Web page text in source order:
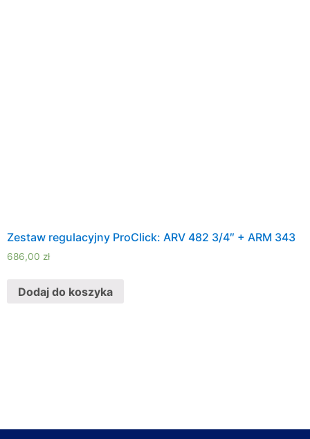
Zestaw regulacyjny ProClick: ARV 482 3/4″ + ARM 343
686,00 zł
Dodaj do koszyka